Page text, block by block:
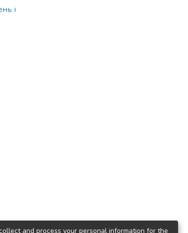
і
and process your personal information for the